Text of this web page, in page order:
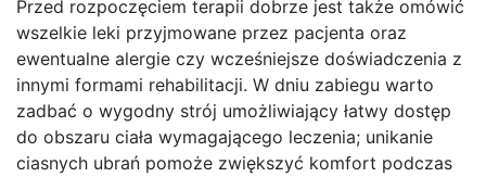
Przed rozpoczęciem terapii dobrze jest także omówić
wszelkie leki przyjmowane przez pacjenta oraz
ewentualne alergie czy wcześniejsze doświadczenia z
innymi formami rehabilitacji. W dniu zabiegu warto
zadbać o wygodny strój umożliwiający łatwy dostęp
do obszaru ciała wymagającego leczenia; unikanie
ciasnych ubrań pomoże zwiększyć komfort podczas